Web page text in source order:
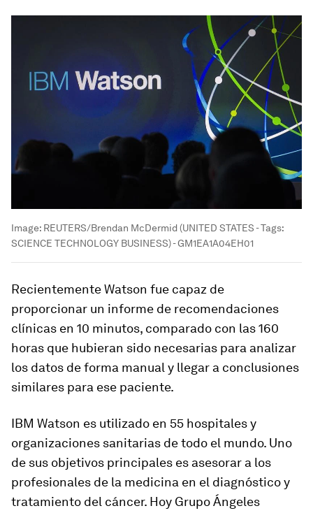
Image: REUTERS/Brendan McDermid (UNITED STATES - Tags:
SCIENCE TECHNOLOGY BUSINESS) - GM1EA1A04EH01
Recientemente Watson fue capaz de
proporcionar un informe de recomendaciones
clínicas en 10 minutos, comparado con las 160
horas que hubieran sido necesarias para analizar
los datos de forma manual y llegar a conclusiones
similares para ese paciente.
IBM Watson es utilizado en 55 hospitales y
organizaciones sanitarias de todo el mundo. Uno
de sus objetivos principales es asesorar a los
profesionales de la medicina en el diagnóstico y
tratamiento del cáncer. Hoy Grupo Ángeles